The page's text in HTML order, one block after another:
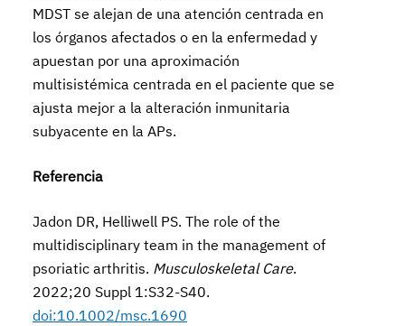
MDST se alejan de una atención centrada en
los órganos afectados o en la enfermedad y
apuestan por una aproximación
multisistémica centrada en el paciente que se
ajusta mejor a la alteración inmunitaria
subyacente en la APs.
Referencia
Jadon DR, Helliwell PS. The role of the
multidisciplinary team in the management of
psoriatic arthritis. Musculoskeletal Care.
2022;20 Suppl 1:S32-S40.
doi:10.1002/msc.1690